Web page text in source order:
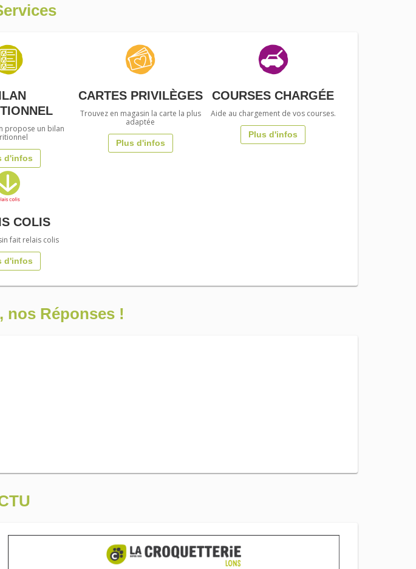
propose un bilan
d'infos
CARTES PRIVILÈGES
Trouvez en magasin la carte la plus
adaptée
Plus d'infos
COURSES CHARGÉE
Aide au chargement de vos courses.
Plus d'infos
COLIS
fait relais colis
d'infos
nos Réponses !